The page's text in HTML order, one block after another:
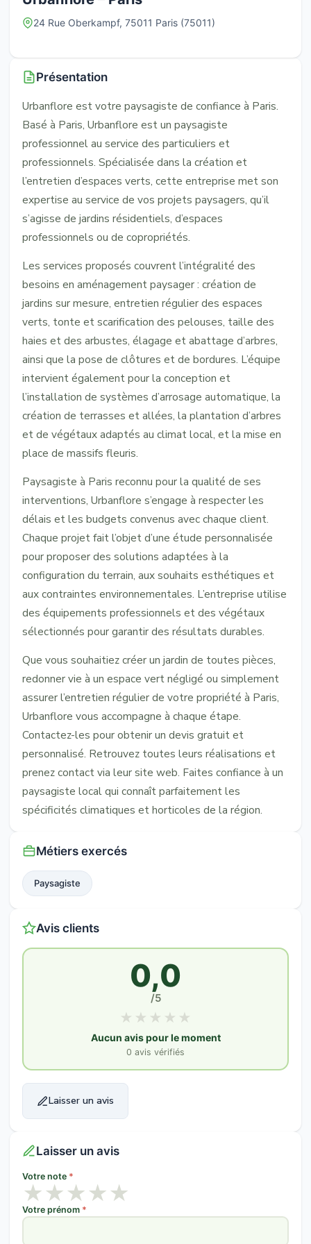
24 Rue Oberkampf, 75011 Paris (75011)
Présentation
Urbanflore est votre paysagiste de confiance à Paris.
Basé à Paris, Urbanflore est un paysagiste
professionnel au service des particuliers et
professionnels. Spécialisée dans la création et
l’entretien d’espaces verts, cette entreprise met son
expertise au service de vos projets paysagers, qu’il
s’agisse de jardins résidentiels, d’espaces
professionnels ou de copropriétés.
Les services proposés couvrent l’intégralité des
besoins en aménagement paysager : création de
jardins sur mesure, entretien régulier des espaces
verts, tonte et scarification des pelouses, taille des
haies et des arbustes, élagage et abattage d’arbres,
ainsi que la pose de clôtures et de bordures. L’équipe
intervient également pour la conception et
l’installation de systèmes d’arrosage automatique, la
création de terrasses et allées, la plantation d’arbres
et de végétaux adaptés au climat local, et la mise en
place de massifs fleuris.
Paysagiste à Paris reconnu pour la qualité de ses
interventions, Urbanflore s’engage à respecter les
délais et les budgets convenus avec chaque client.
Chaque projet fait l’objet d’une étude personnalisée
pour proposer des solutions adaptées à la
configuration du terrain, aux souhaits esthétiques et
aux contraintes environnementales. L’entreprise utilise
des équipements professionnels et des végétaux
sélectionnés pour garantir des résultats durables.
Que vous souhaitiez créer un jardin de toutes pièces,
redonner vie à un espace vert négligé ou simplement
assurer l’entretien régulier de votre propriété à Paris,
Urbanflore vous accompagne à chaque étape.
Contactez-les pour obtenir un devis gratuit et
personnalisé. Retrouvez toutes leurs réalisations et
prenez contact via leur site web. Faites confiance à un
paysagiste local qui connaît parfaitement les
spécificités climatiques et horticoles de la région.
Métiers exercés
Paysagiste
Avis clients
0,0
/5
★ ★ ★ ★ ★
Aucun avis pour le moment
0 avis vérifiés
Laisser un avis
Laisser un avis
Votre note *
★★★★★
Votre prénom *